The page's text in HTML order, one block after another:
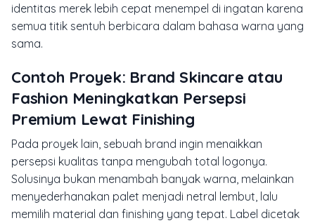
identitas merek lebih cepat menempel di ingatan karena
semua titik sentuh berbicara dalam bahasa warna yang
sama.
Contoh Proyek: Brand Skincare atau
Fashion Meningkatkan Persepsi
Premium Lewat Finishing
Pada proyek lain, sebuah brand ingin menaikkan
persepsi kualitas tanpa mengubah total logonya.
Solusinya bukan menambah banyak warna, melainkan
menyederhanakan palet menjadi netral lembut, lalu
memilih material dan finishing yang tepat. Label dicetak